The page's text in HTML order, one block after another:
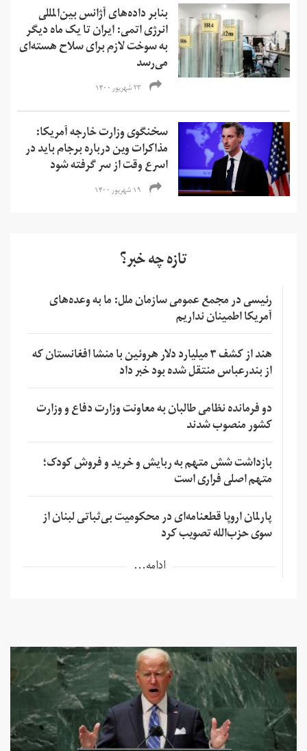
بنابر داده‌های آژانس بین‌المللی
انرژی اتمی: ایران تا یک ماه دیگر
به سوخت لازم برای سلاح هسته‌ای
می‌رسد
۲۳ شهریور ۱۴۰۰
سخنگوی وزارت خارجه آمریکا:
مذاکرات وین درباره برجام باید در
اسرع وقت از سر گرفته شود
۱۹ شهریور ۱۴۰۰
تازه چه خبر؟
رئیسی در مجمع عمومی سازمان ملل: ما به وعده‌های
آمریکا اطمینان نداریم
هند از کشف ۳ میلیارد دلار هروئین با منشا افغانستان که
از بندرعباس منتقل شده بود خبر داد
دو فرمانده نظامی طالبان به معاونت وزارت دفاع و وزارت
کشور منصوب شدند
بازداشت شش متهم به ربایش و خرید و فروش کودک؛
متهم اصلی فراری است
پارلمان اروپا قطعنامه‌ای در محکومیت بی‌ثباتی لبنان از
سوی حزب‌الله تصویب کرد
ادامه...